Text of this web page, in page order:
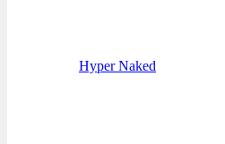
Hyper Naked